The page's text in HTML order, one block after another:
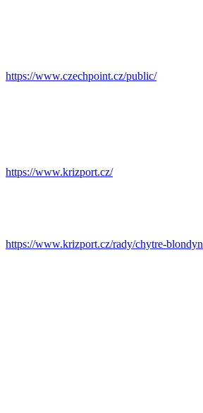
https://www.czechpoint.cz/public/
https://www.krizport.cz/
https://www.krizport.cz/rady/chytre-